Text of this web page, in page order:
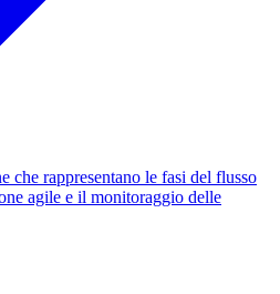
che rappresentano le fasi del flusso
agile e il monitoraggio delle